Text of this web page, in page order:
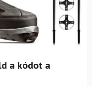
a kódot a